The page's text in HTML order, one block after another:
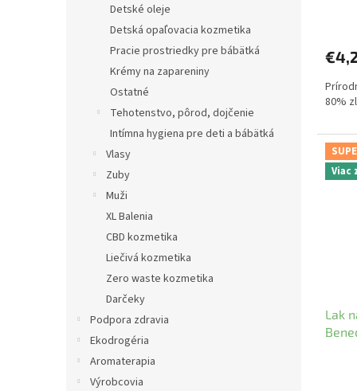
Detské oleje
Detská opaľovacia kozmetika
Pracie prostriedky pre bábätká
Krémy na zapareniny
Ostatné
Tehotenstvo, pôrod, dojčenie
Intímna hygiena pre deti a bábätká
Vlasy
Zuby
Muži
XL Balenia
CBD kozmetika
Liečivá kozmetika
Zero waste kozmetika
Darčeky
Podpora zdravia
Ekodrogéria
Aromaterapia
Výrobcovia
80%
Viac
Lak